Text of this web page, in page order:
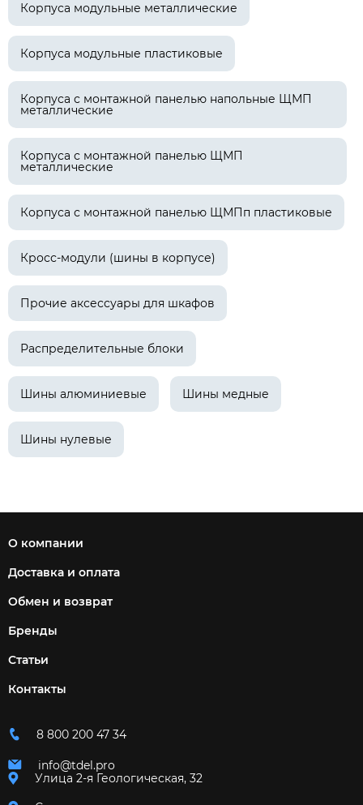
Корпуса модульные металлические
Корпуса модульные пластиковые
Корпуса с монтажной панелью напольные ЩМП
металлические
Корпуса с монтажной панелью ЩМП
металлические
Корпуса с монтажной панелью ЩМПп пластиковые
Кросс-модули (шины в корпусе)
Прочие аксессуары для шкафов
Распределительные блоки
Шины алюминиевые Шины медные
Шины нулевые
О компании
Доставка и оплата
Обмен и возврат
Бренды
Статьи
Контакты
8 800 200 47 34
info@tdel.pro
Улица 2-я Геологическая, 32